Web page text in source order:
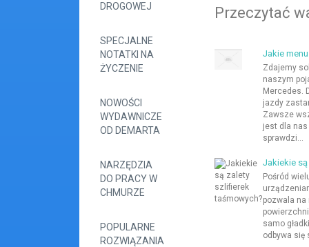
DROGOWEJ
SPECJALNE
NOTATKI NA
ŻYCZENIE
NOWOŚCI
WYDAWNICZE
OD DEMARTA
NARZĘDZIA
DO PRACY W
CHMURZE
POPULARNE
ROZWIĄZANIA
Przeczytać
Jakie
Zdajemy
naszym
Mercedes.
jazdy
Zawsze
jest dla nas
sprawdzi...
Jakiekie
Pośród
pozwala
samo
odbywa się